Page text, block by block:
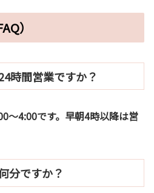
）
時間営業ですか？
〜4:00です。早朝4時以降は営
分ですか？